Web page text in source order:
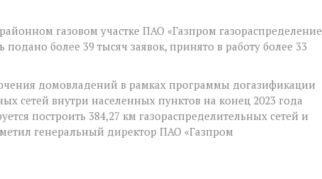
газовом участке ПАО «Газпром газораспределение
более 39 тысяч заявок, принято в работу более 33
домовладений в рамках программы догазификации
сетей внутри населенных пунктов на конец 2023 года
построить 384,27 км газораспределительных сетей и
генеральный директор ПАО «Газпром